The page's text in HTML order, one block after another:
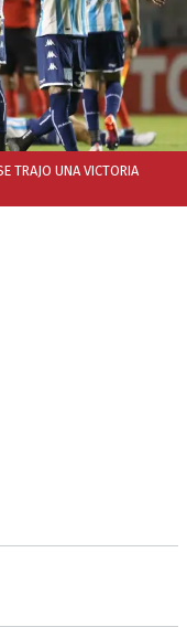
TRAJO UNA VICTORIA